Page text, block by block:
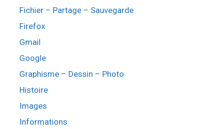
Fichier – Partage – Sauvegarde
Firefox
Gmail
Google
Graphisme – Dessin – Photo
Histoire
Images
Informations